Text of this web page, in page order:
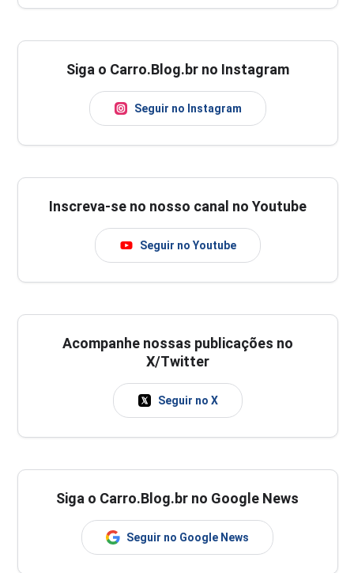
Siga o Carro.Blog.br no Instagram
Seguir no Instagram
Inscreva-se no nosso canal no Youtube
Seguir no Youtube
Acompanhe nossas publicações no
X/Twitter
Seguir no X
Siga o Carro.Blog.br no Google News
Seguir no Google News